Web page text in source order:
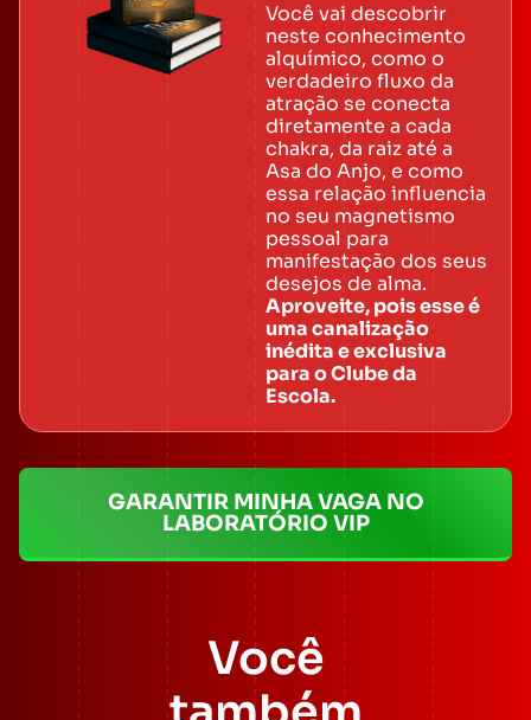
Você vai descobrir
neste conhecimento
alquímico, como o
verdadeiro fluxo da
atração se conecta
diretamente a cada
chakra, da raiz até a
Asa do Anjo, e como
essa relação influencia
no seu magnetismo
pessoal para
manifestação dos seus
desejos de alma.
Aproveite, pois esse é
uma canalização
inédita e exclusiva
para o Clube da
Escola.
GARANTIR MINHA VAGA NO
LABORATÓRIO VIP
Você